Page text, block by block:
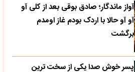
آواز ماندگار؛ صادق بوقی بعد از کلی آو
آو آو حالا با اردک بودم غاز اومدم
برگشت
پسر خوش صدا یکی از سخت ترین